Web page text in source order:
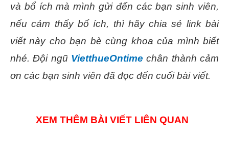
và bổ ích mà mình gửi đến các bạn sinh viên,
nếu cảm thấy bổ ích, thì hãy chia sẻ link bài
viết này cho bạn bè cùng khoa của mình biết
nhé. Đội ngũ VietthueOntime chân thành cảm
ơn các bạn sinh viên đã đọc đến cuối bài viết.
XEM THÊM BÀI VIẾT LIÊN QUAN